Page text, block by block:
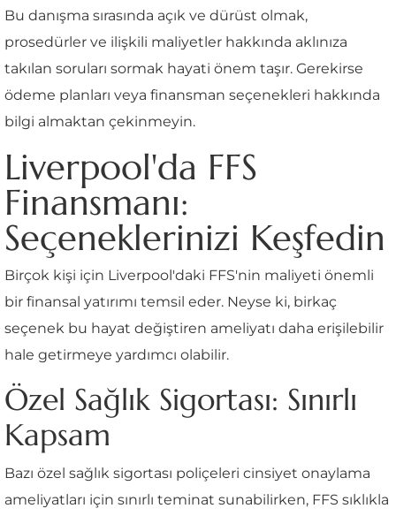
Bu danışma sırasında açık ve dürüst olmak,
prosedürler ve ilişkili maliyetler hakkında aklınıza
takılan soruları sormak hayati önem taşır. Gerekirse
ödeme planları veya finansman seçenekleri hakkında
bilgi almaktan çekinmeyin.
Liverpool'da FFS
Finansmanı:
Seçeneklerinizi Keşfedin
Birçok kişi için Liverpool'daki FFS'nin maliyeti önemli
bir finansal yatırımı temsil eder. Neyse ki, birkaç
seçenek bu hayat değiştiren ameliyatı daha erişilebilir
hale getirmeye yardımcı olabilir.
Özel Sağlık Sigortası: Sınırlı
Kapsam
Bazı özel sağlık sigortası poliçeleri cinsiyet onaylama
ameliyatları için sınırlı teminat sunabilirken, FFS sıklıkla